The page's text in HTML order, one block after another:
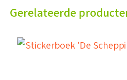
Gerelateerde